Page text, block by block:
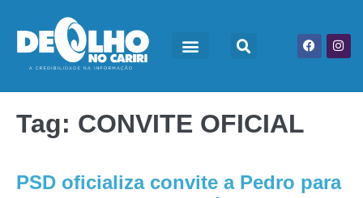
Tag: CONVITE OFICIAL
PSD oficializa convite a Pedro para